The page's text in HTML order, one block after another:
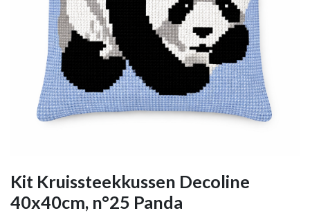
Kit Kruissteekkussen Decoline
40x40cm, n°25 Panda